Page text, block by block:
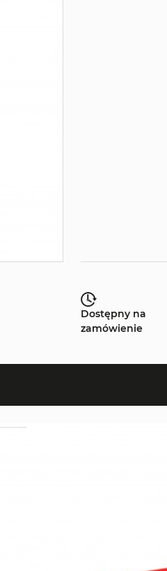
Dostępny na
zamówienie